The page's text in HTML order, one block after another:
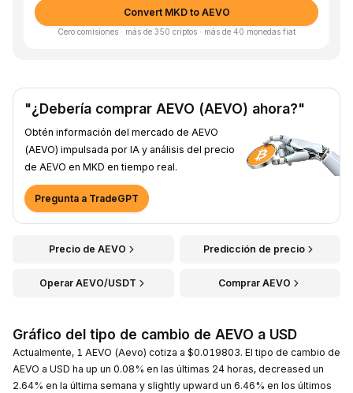
Convert MKD to AEVO
Cero comisiones · más de 350 criptos · más de 40 monedas fiat
"¿Debería comprar AEVO (AEVO) ahora?"
Obtén información del mercado de AEVO
(AEVO) impulsada por IA y análisis del precio
de AEVO en MKD en tiempo real.
Pregunta a TradeGPT
Precio de AEVO Predicción de precio
Operar AEVO/USDT Comprar AEVO
Gráfico del tipo de cambio de AEVO a USD
Actualmente, 1 AEVO (Aevo) cotiza a $0.019803. El tipo de cambio de
AEVO a USD ha up un 0.08% en las últimas 24 horas, decreased un
2.64% en la última semana y slightly upward un 6.46% en los últimos